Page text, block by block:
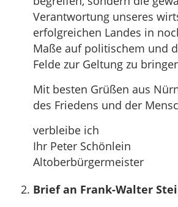
Verantwortung unseres
erfolgreichen Landes in
Maße auf politischem und
Felde zur Geltung zu
Mit besten Grüßen aus
des Friedens und der
verbleibe ich
Ihr Peter Schönlein
Altoberbürgermeister
Brief an Frank-Walter